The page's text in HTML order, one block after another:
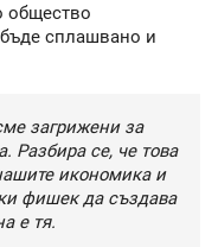
общество
сплашвано и
загрижени за
Разбира се, че това
икономика и
фишек да създава
е тя.